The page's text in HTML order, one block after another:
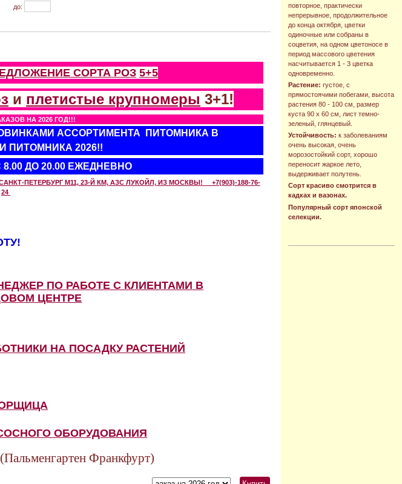
повторное, практически
непрерывное, продолжительное
до конца октября, цветки
одиночные или собраны в
соцветия, на одном цветоносе в
период массового цветения
насчитывается 1 - 3 цветка
одновременно.
Растение: густое, с
прямостоячими побегами, высота
растения 80 - 100 см, размер
куста 90 х 60 см, лист темно-
зеленый, глянцевый.
Устойчивость: к заболеваниям
очень высокая, очень
морозостойкий сорт, хорошо
переносит жаркое лето,
выдерживает полутень.
Сорт красиво смотрится в
кадках и вазонах.
Популярный сорт японской
селекции.
до:
СОРТА РОЗ 5+5
и плетистые крупномеры 3+1!
НА 2026 ГОД!!!
АССОРТИМЕНТА ПИТОМНИКА В
ПИТОМНИКА 2026!!
ДО 20.00 ЕЖЕДНЕВНО
ПЕТЕРБУРГ М11, 23-Й КМ, АЗС ЛУКОЙЛ, ИЗ МОСКВЫ! +7(903)-188-76-
24
ПО РАБОТЕ С КЛИЕНТАМИ В
ЦЕНТРЕ
НА ПОСАДКУ РАСТЕНИЙ
ОБОРУДОВАНИЯ
Франкфурт)